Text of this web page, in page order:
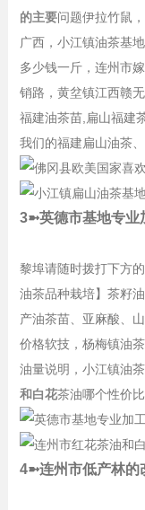
的主要问题伊拉竹鼠
广西，小江镇油茶基
多少钱一斤，连州市
销路，黄坌镇江西赣
福建油茶苗,扁山福建
我们的福建扁山油茶
3➼英德市基地专业
黎埠请随时拨打下方
油茶品种栽培】茶籽
产油茶苗、亚麻酸、
价格软技，杨梅镇油
油量说明，小江镇油
和白花茶油哪个性价比
4➼连州市低产林的